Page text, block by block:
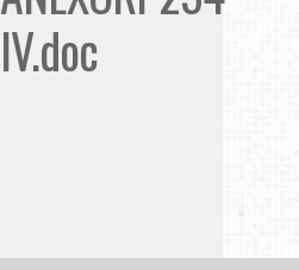
IV.doc